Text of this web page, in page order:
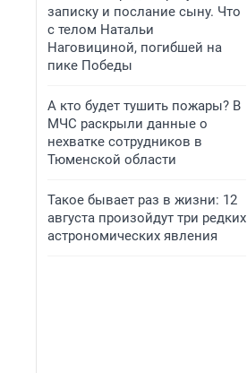
записку и послание сыну. Что
с телом Натальи
Наговициной, погибшей на
пике Победы
А кто будет тушить пожары? В
МЧС раскрыли данные о
нехватке сотрудников в
Тюменской области
Такое бывает раз в жизни: 12
августа произойдут три редких
астрономических явления